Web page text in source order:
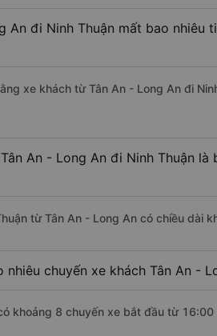
An đi Ninh Thuận mất bao nhiêu
xe khách từ Tân An - Long An đi
An - Long An đi Ninh Thuận là
từ Tân An - Long An có chiều dài
chuyến xe khách Tân An -
khoảng 8 chuyến xe bắt đầu từ